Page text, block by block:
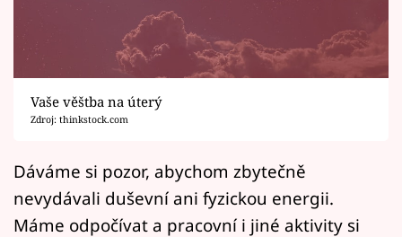
Horoskopy
Sledujte prima+
Filmový festival Karlovy Vary
Mámy sobě
Vaše věštba na úterý
Zdroj: thinkstock.com
Dáváme si pozor, abychom zbytečně
nevydávali duševní ani fyzickou energii.
Máme odpočívat a pracovní i jiné aktivity si